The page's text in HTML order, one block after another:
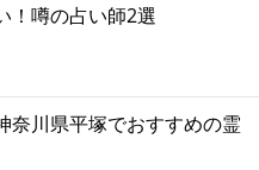
！噂の占い師2選
奈川県平塚でおすすめの霊